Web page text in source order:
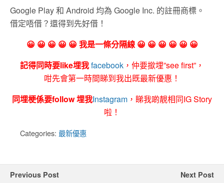
Google Play 和 Android 均為 Google Inc. 的註冊商標。
借定唔借？還得到先好借！
😀 😀 😀 😀 😀 我是一條分隔線 😀 😀 😀 😀 😀 😀
記得同時要like埋我facebook ，仲要撳埋”see first”，
咁先會第一時間睇到我出既最新優惠！
同埋梗係要follow 埋我Instagram ，睇我啲靚相同IG Story
啦！
Categories: 最新優惠
Previous Post Next Post